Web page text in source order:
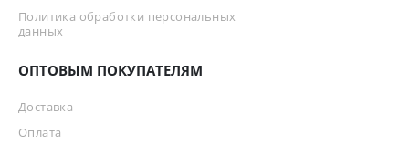
Политика обработки персональных
данных
ОПТОВЫМ ПОКУПАТЕЛЯМ
Доставка
Оплата